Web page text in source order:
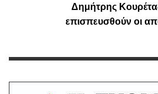
Δημήτρης
επισπευσθούν οι